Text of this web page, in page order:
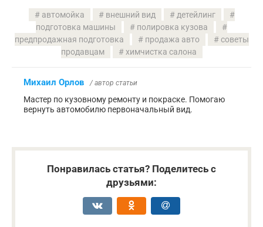
автомойка внешний вид
детейлинг
подготовка машины
полировка кузова
предпродажная подготовка
продажа авто
советы
продавцам
химчистка салона
Михаил Орлов / автор статьи
Мастер по кузовному ремонту и покраске. Помогаю
вернуть автомобилю первоначальный вид.
Понравилась статья? Поделитесь с
друзьями: